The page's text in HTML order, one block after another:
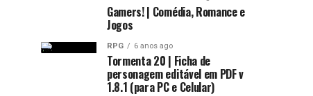
Gamers! | Comédia, Romance e
Jogos
RPG 6 anos ago
Tormenta 20 | Ficha de
personagem editável em PDF v
1.8.1 (para PC e Celular)